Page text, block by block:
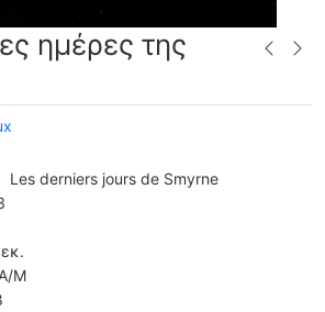
ημέρες της
Les derniers jours de Smyrne
Α/Μ